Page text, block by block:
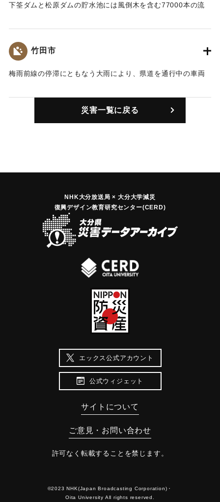
下筌ダムと松原ダムの貯水池には風倒木を含む77000本の流
竹田市
梅雨前線の停滞にともなう大雨により、県道を通行中の車両
災害一覧に戻る
NHK大分放送局 × 大分大学減災
復興デザイン教育研究センター(CERD)
エックス公式アカウント
公式ウィジェット
サイトについて
ご意見・お問い合わせ
許可なく転載することを禁じます。
©2023 NHK(Japan Broadcasting Corporation)・
Oita University All rights reserved.